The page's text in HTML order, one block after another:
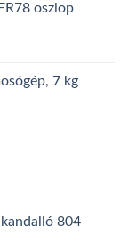
oszlop
7 kg
804